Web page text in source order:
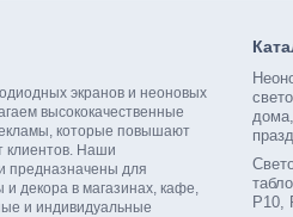
Модульная конструкция LED
работа.
Dvorik Led гарантирует
Мы предлагаем готовые
Выбирая LED экраны RGB P3
экранов и неоновых
высококачественные
которые повышают
клиентов. Наши
предназначены для
декора в магазинах, кафе,
и индивидуальные
P10,